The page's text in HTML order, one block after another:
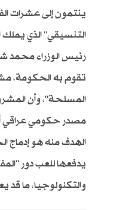
ينتمون إلى عشرات
التنسيقي" الذي يملك
رئيس الوزراء محمد
تقوم به الحكومة،
المسلحة"، وأن
مصدر حكومي عراقي
الهدف منه هو إدماج
يدفعها للعب دور
والتكنولوجيا، ما قد